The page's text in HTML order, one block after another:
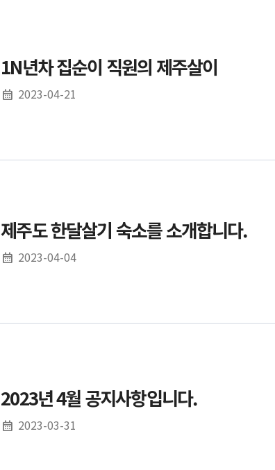
1N년차 집순이 직원의 제주살이
2023-04-21
제주도 한달살기 숙소를 소개합니다.
2023-04-04
2023년 4월 공지사항입니다.
2023-03-31